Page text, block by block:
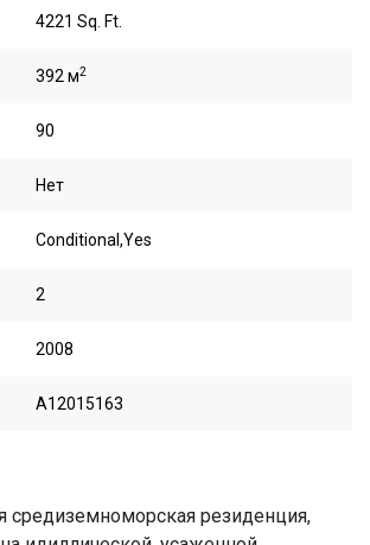
4221 Sq. Ft.
392 м2
90
Нет
Conditional,Yes
2
2008
A12015163
средиземноморская резиденция,